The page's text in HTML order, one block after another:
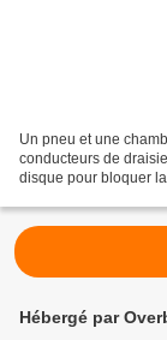
Un pneu et une
conducteurs de
disque pour bloquer
Hébergé par